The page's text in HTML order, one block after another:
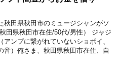
秋田県秋田市のミュージシャンがソ
田県秋田市在住/50代/男性） ジャジ
アンプに繋がれていないショボイ、
音）俺さま、秋田県秋田市在住、自